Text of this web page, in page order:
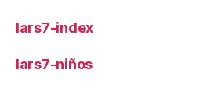
lars7-index
lars7-niños